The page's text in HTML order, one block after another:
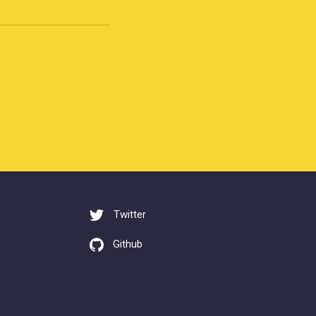
Twitter
Github